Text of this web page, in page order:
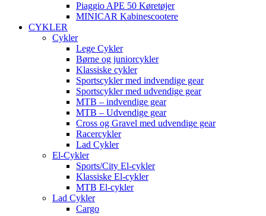
Piaggio APE 50 Køretøjer
MINICAR Kabinescootere
CYKLER
Cykler
Lege Cykler
Børne og juniorcykler
Klassiske cykler
Sportscykler med indvendige gear
Sportscykler med udvendige gear
MTB – indvendige gear
MTB – Udvendige gear
Cross og Gravel med udvendige gear
Racercykler
Lad Cykler
El-Cykler
Sports/City El-cykler
Klassiske El-cykler
MTB El-cykler
Lad Cykler
Cargo